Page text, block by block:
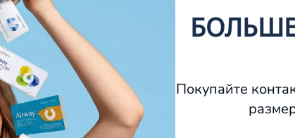
Аппаратное лечение глаз
Покупайте